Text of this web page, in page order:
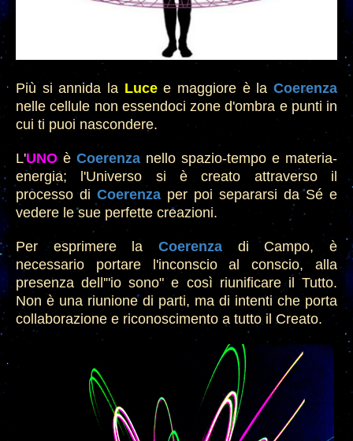
Più si annida la Lucee maggiore è laCoerenza
nelle cellule non essendoci zone d'ombra e punti in
cui ti puoi nascondere.
L'UNO è Coerenza nello spazio-tempo e materia-
energia; l'Universo si è creato attraverso il
processo di Coerenza per poi separarsi da Sé e
vedere le sue perfette creazioni.
Per esprimerelaCoerenza di Campo, è
necessario portare l'inconscio al conscio, alla
presenza dell'"io sono" e così riunificare il Tutto.
Non è una riunione di parti, ma di intenti che porta
collaborazione e riconoscimento a tutto il Creato.